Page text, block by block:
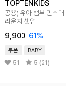
TOPTENKIDS
공용) 유아 뱀부 민소매
라운지 셋업
9,900 61%
쿠폰 BABY
51 5 (21)